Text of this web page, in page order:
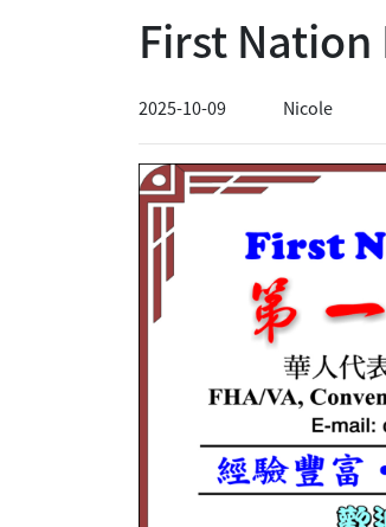
First Nation
2025-10-09 Nicole